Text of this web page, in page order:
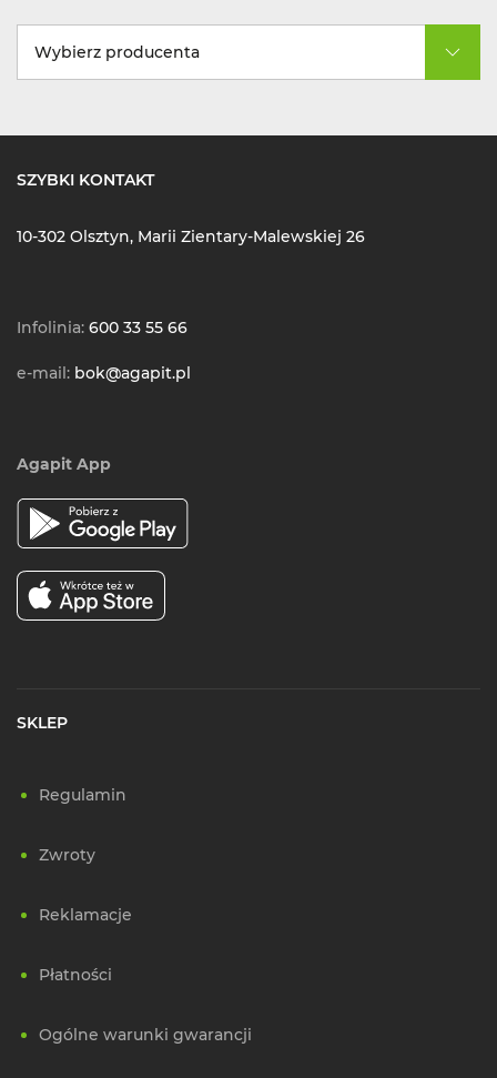
Wybierz producenta
SZYBKI KONTAKT
10-302 Olsztyn, Marii Zientary-Malewskiej 26
Infolinia: 600 33 55 66
e-mail: bok@agapit.pl
Agapit App
SKLEP
Regulamin
Zwroty
Reklamacje
Płatności
Ogólne warunki gwarancji